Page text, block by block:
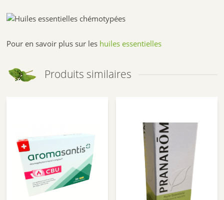
Pour en savoir plus sur les huiles essentielles
Produits similaires